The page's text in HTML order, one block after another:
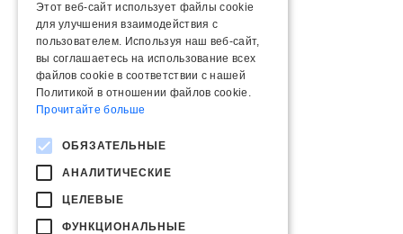
Этот веб-сайт использует файлы cookie
для улучшения взаимодействия с
пользователем. Используя наш веб-сайт,
вы соглашаетесь на использование всех
файлов cookie в соответствии с нашей
Политикой в ​​отношении файлов cookie.
Прочитайте больше
ОБЯЗАТЕЛЬНЫЕ
АНАЛИТИЧЕСКИЕ
ЦЕЛЕВЫЕ
ФУНКЦИОНАЛЬНЫЕ